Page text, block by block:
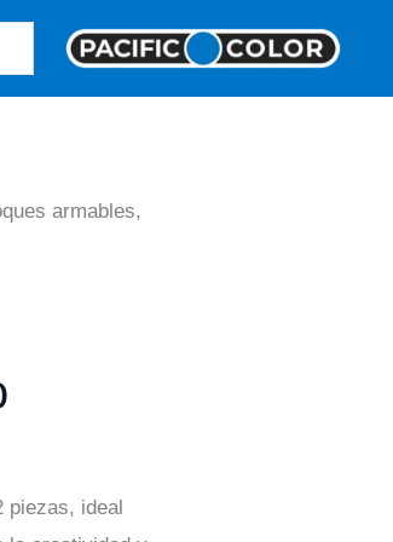
armables,
piezas, ideal